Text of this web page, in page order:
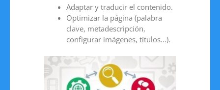
Adaptar y traducir el contenido.
Optimizar la página (palabra
clave, metadescripción,
configurar imágenes, títulos…).